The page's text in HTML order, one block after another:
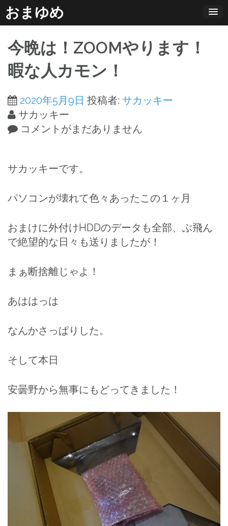
コ
ン
ン
ツ
へ
ス
キ
ッ
プ
おまゆめ
今晩は！ZOOMやります！
暇な人カモン！
2020年5月9日 投稿者: サカッキー
サカッキー
コメントがまだありません
サカッキーです。
パソコンが壊れて色々あったこの１ヶ月
おまけに外付けHDDのデータも全部、ぶ飛ん
で絶望的な日々も送りましたが！
まぁ断捨離じゃよ！
あははっは
なんかさっぱりした。
そして本日
安曇野から無事にもどってきました！